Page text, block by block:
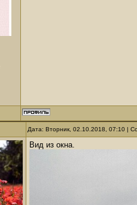
Дата: Вторник, 02.10.2018, 07:10 |
Вид из окна.